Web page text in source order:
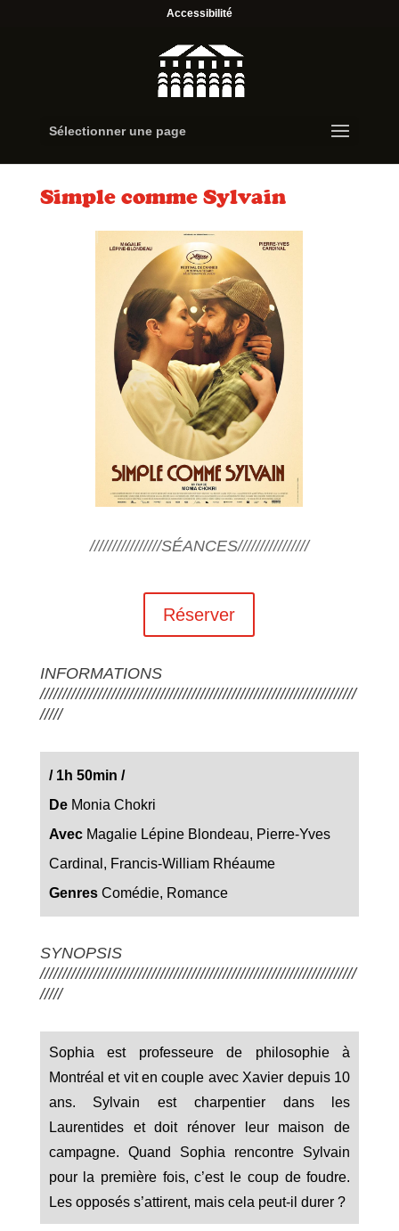
Accessibilité
Sélectionner une page
Simple comme Sylvain
////////////////SÉANCES////////////////
Réserver
INFORMATIONS
///////////////////////////////////////////////////////////////////////
/////
/1h 50min /
DeMonia Chokri
AvecMagalie Lépine Blondeau, Pierre-Yves
Cardinal, Francis-William Rhéaume
GenresComédie, Romance
SYNOPSIS
///////////////////////////////////////////////////////////////////////
/////
Sophia est professeure de philosophie à
Montréal et vit en couple avec Xavier depuis 10
ans. Sylvain est charpentier dans les
Laurentides et doit rénover leur maison de
campagne. Quand Sophia rencontre Sylvain
pour la première fois, c’est le coup de foudre.
Les opposés s’attirent, mais cela peut-il durer ?